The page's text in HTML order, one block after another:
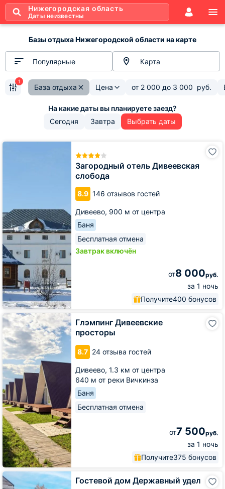
Нижегородская область
Даты неизвестны
Базы отдыха Нижегородской области на карте
Популярные Карта
База отдыха Цена от 2 000 до 3 000 руб.
1
Сегодня Завтра Выбрать даты
Загородный отель Дивеевская
слобода
8.9 146 отзывов гостей
Дивеево, 900 м от центра
Баня
Бесплатная отмена
Завтрак включён
от8 000руб.
за 1 ночь
Получите400 бонусов
Загородный
Глэмпинг Дивеевские
просторы
8.7 24 отзыва гостей
Дивеево, 1.3 км от центра
640 м от реки Вичкинза
Баня
Бесплатная отмена
от7 500руб.
за 1 ночь
Получите375 бонусов
Глэмпинг
Дивеевские
просторы
Гостевой дом Державный удел
Гостевой
дом